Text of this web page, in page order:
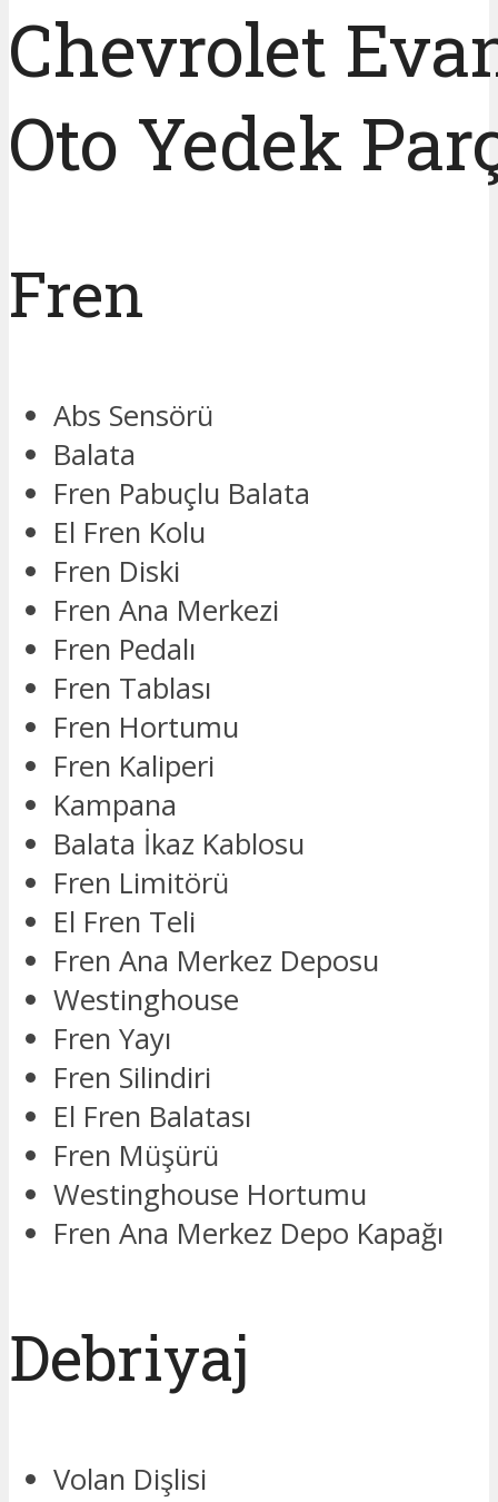
Chevrolet
Oto Yedek
Fren
Abs Sensörü
Balata
Fren Pabuçlu Balata
El Fren Kolu
Fren Diski
Fren Ana Merkezi
Fren Pedalı
Fren Tablası
Fren Hortumu
Fren Kaliperi
Kampana
Balata İkaz Kablosu
Fren Limitörü
El Fren Teli
Fren Ana Merkez Deposu
Westinghouse
Fren Yayı
Fren Silindiri
El Fren Balatası
Fren Müşürü
Westinghouse Hortumu
Fren Ana Merkez Depo Kapağı
Debriyaj
Volan Dişlisi